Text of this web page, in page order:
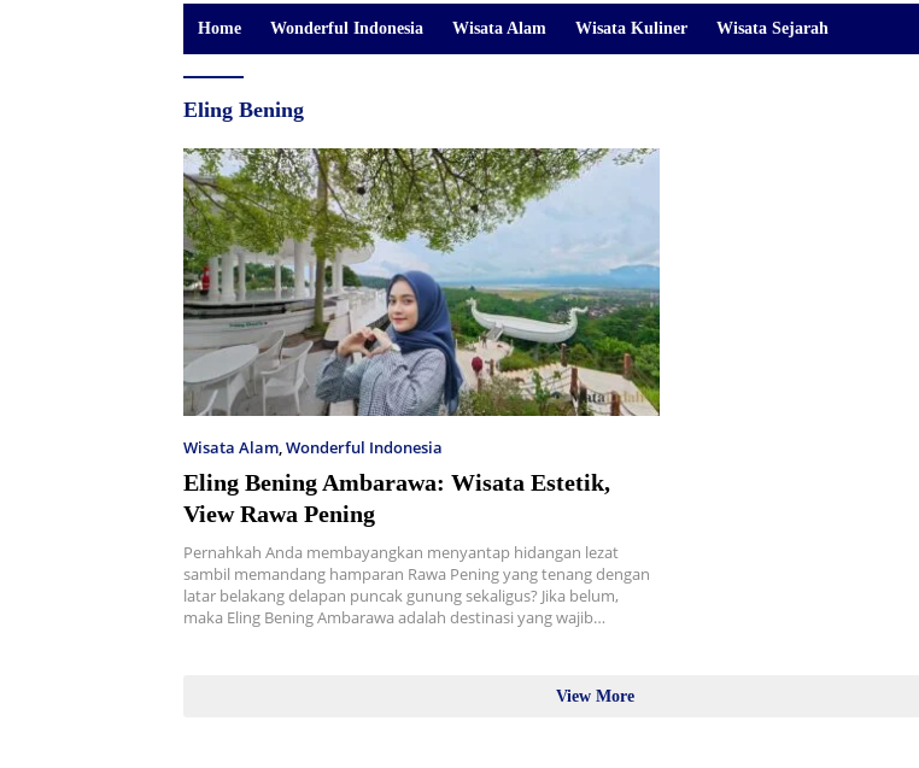
Home Wonderful Indonesia Wisata Alam Wisata Kuliner Wisata Sejarah
Eling Bening
Wisata Alam,Wonderful Indonesia
Eling Bening Ambarawa: Wisata Estetik,
View Rawa Pening
Pernahkah Anda membayangkan menyantap hidangan lezat
sambil memandang hamparan Rawa Pening yang tenang dengan
latar belakang delapan puncak gunung sekaligus? Jika belum,
maka Eling Bening Ambarawa adalah destinasi yang wajib…
View More